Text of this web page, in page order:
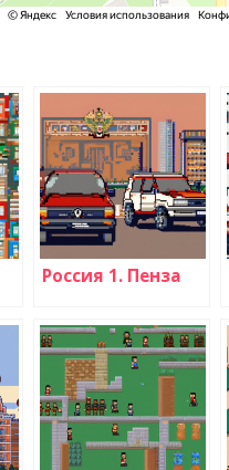
Россия 1. Пенза